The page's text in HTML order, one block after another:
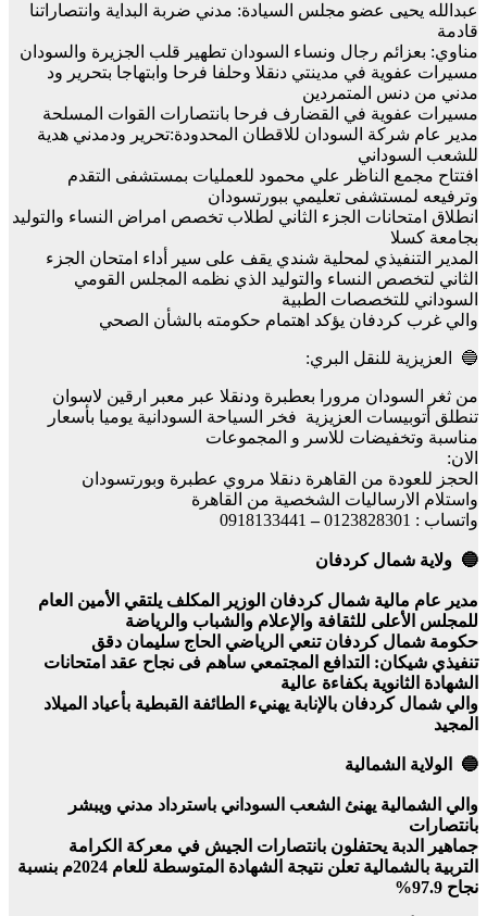
عبدالله يحيى عضو مجلس السيادة: مدني ضربة البداية وانتصاراتنا
قادمة
مناوي: بعزائم رجال ونساء السودان تطهير قلب الجزيرة والسودان
مسيرات عفوية في مدينتي دنقلا وحلفا فرحا وابتهاجا بتحرير ود
مدني من دنس المتمردين
مسيرات عفوية في القضارف فرحا بانتصارات القوات المسلحة
مدير عام شركة السودان للاقطان المحدودة:تحرير ودمدني هدية
للشعب السوداني
افتتاح مجمع الناظر علي محمود للعمليات بمستشفى التقدم
وترفيعه لمستشفى تعليمي ببورتسودان
انطلاق امتحانات الجزء الثاني لطلاب تخصص امراض النساء والتوليد
بجامعة كسلا
المدير التنفيذي لمحلية شندي يقف على سير أداء امتحان الجزء
الثاني لتخصص النساء والتوليد الذي نظمه المجلس القومي
السوداني للتخصصات الطبية
والي غرب كردفان يؤكد اهتمام حكومته بالشأن الصحي
🔵 العزيزية للنقل البري:
من ثغر السودان مرورا بعطبرة ودنقلا عبر معبر ارقين لاسوان
تنطلق أتوبيسات العزيزية فخر السياحة السودانية يوميا بأسعار
مناسبة وتخفيضات للاسر و المجموعات
الان:
الحجز للعودة من القاهرة دنقلا مروي عطبرة وبورتسودان
واستلام الارساليات الشخصية من القاهرة
واتساب : 0123828301
–
0918133441
🔵 ولاية شمال كردفان
مدير عام مالية شمال كردفان الوزير المكلف يلتقي الأمين العام
للمجلس الأعلى للثقافة والإعلام والشباب والرياضة
حكومة شمال كردفان تنعي الرياضي الحاج سليمان دقق
تنفيذي شيكان: التدافع المجتمعي ساهم فى نجاح عقد امتحانات
الشهادة الثانوية بكفاءة عالية
والي شمال كردفان بالإنابة يهنيء الطائفة القبطية بأعياد الميلاد
المجيد
🔵 الولاية الشمالية
والي الشمالية يهنئ الشعب السوداني باسترداد مدني ويبشر
بانتصارات
جماهير الدبة يحتفلون بانتصارات الجيش في معركة الكرامة
التربية بالشمالية تعلن نتيجة الشهادة المتوسطة للعام 2024م بنسبة
نجاح 97.9%